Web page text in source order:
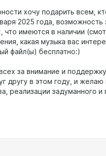
хочу подарить всем,
2025 года, возможность
что имеются в наличии
какая музыка вас
файл(ы) бесплатно:)
за внимание и
другу в этом году, и желаю
реализации задуманного и